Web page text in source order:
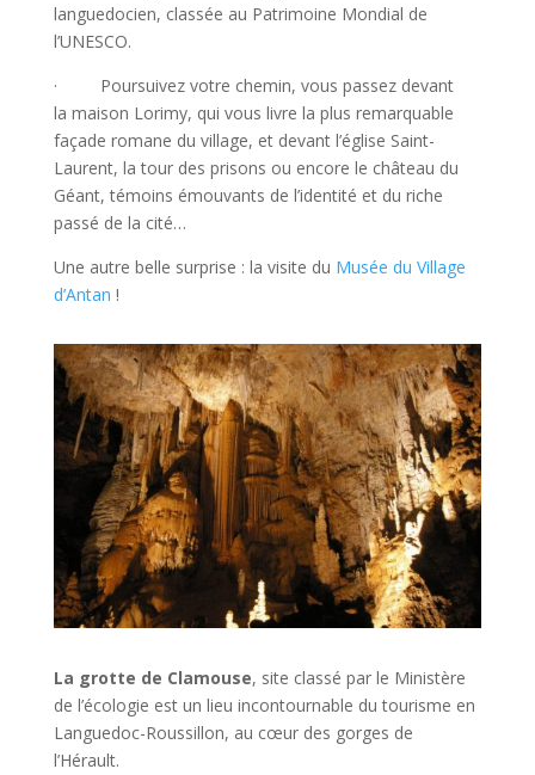
languedocien, classée au Patrimoine Mondial de
l’UNESCO.
· Poursuivez votre chemin, vous passez devant
la maison Lorimy, qui vous livre la plus remarquable
façade romane du village, et devant l’église Saint-
Laurent, la tour des prisons ou encore le château du
Géant, témoins émouvants de l’identité et du riche
passé de la cité…
Une autre belle surprise : la visite du Musée du Village
d’Antan !
La grotte de Clamouse, site classé par le Ministère
de l’écologie est un lieu incontournable du tourisme en
Languedoc-Roussillon, au cœur des gorges de
l’Hérault.